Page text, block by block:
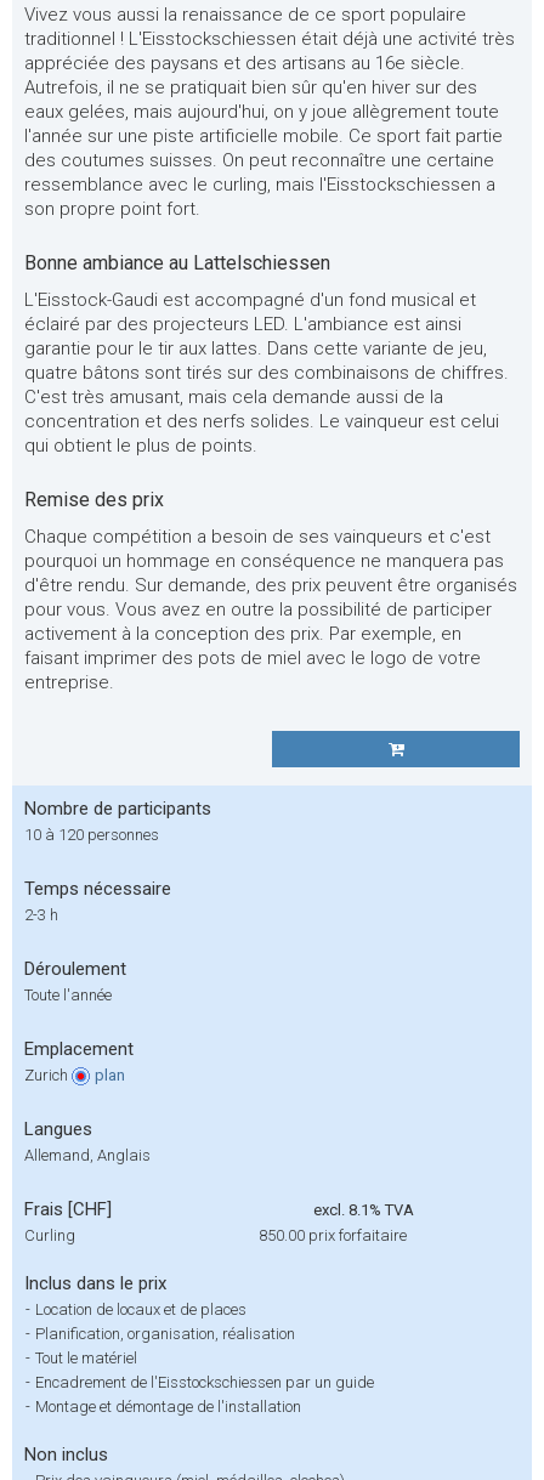
Vivez vous aussi la renaissance de ce sport populaire
traditionnel ! L'Eisstockschiessen était déjà une activité très
appréciée des paysans et des artisans au 16e siècle.
Autrefois, il ne se pratiquait bien sûr qu'en hiver sur des
eaux gelées, mais aujourd'hui, on y joue allègrement toute
l'année sur une piste artificielle mobile. Ce sport fait partie
des coutumes suisses. On peut reconnaître une certaine
ressemblance avec le curling, mais l'Eisstockschiessen a
son propre point fort.
Bonne ambiance au Lattelschiessen
L'Eisstock-Gaudi est accompagné d'un fond musical et
éclairé par des projecteurs LED. L'ambiance est ainsi
garantie pour le tir aux lattes. Dans cette variante de jeu,
quatre bâtons sont tirés sur des combinaisons de chiffres.
C'est très amusant, mais cela demande aussi de la
concentration et des nerfs solides. Le vainqueur est celui
qui obtient le plus de points.
Remise des prix
Chaque compétition a besoin de ses vainqueurs et c'est
pourquoi un hommage en conséquence ne manquera pas
d'être rendu. Sur demande, des prix peuvent être organisés
pour vous. Vous avez en outre la possibilité de participer
activement à la conception des prix. Par exemple, en
faisant imprimer des pots de miel avec le logo de votre
entreprise.
Nombre de participants
10 à 120 personnes
Temps nécessaire
2-3 h
Déroulement
Toute l'année
Emplacement
Zurich plan
Langues
Allemand, Anglais
Frais [CHF]
excl. 8.1% TVA
Curling
850.00 prix forfaitaire
Inclus dans le prix
- Location de locaux et de places
- Planification, organisation, réalisation
- Tout le matériel
- Encadrement de l'Eisstockschiessen par un guide
- Montage et démontage de l'installation
Non inclus